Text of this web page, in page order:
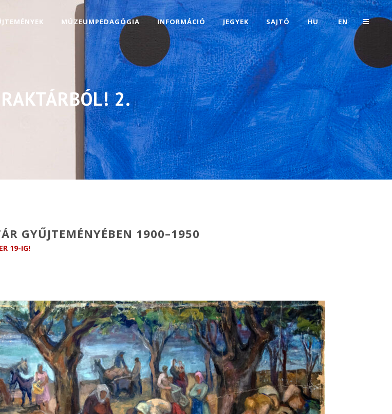
MÚZEUMPEDAGÓGIA INFORMÁCIÓ JEGYEK SAJTÓ HU EN
2.
GYŰJTEMÉNYÉBEN 1900–1950
19-IG!